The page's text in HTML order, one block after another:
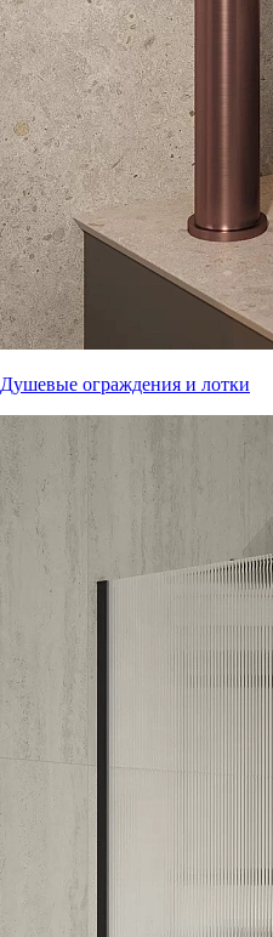
Душевые ограждения и лотки